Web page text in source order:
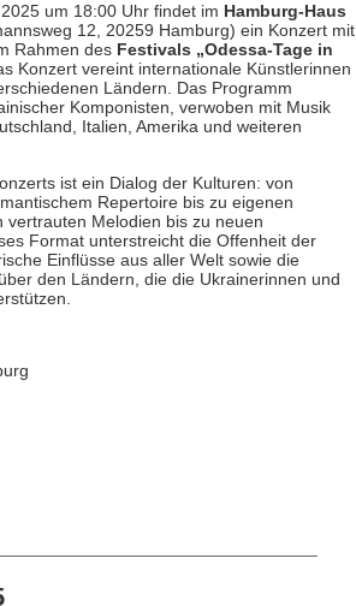
um 18:00 Uhr findet im Hamburg-Haus
12, 20259 Hamburg) ein Konzert mit
Rahmen des Festivals „Odessa-Tage in
Konzert vereint internationale Künstlerinnen
Ländern. Das Programm
Komponisten, verwoben mit Musik
Italien, Amerika und weiteren
ist ein Dialog der Kulturen: von
Repertoire bis zu eigenen
vertrauten Melodien bis zu neuen
Format unterstreicht die Offenheit der
Einflüsse aus aller Welt sowie die
den Ländern, die die Ukrainerinnen und